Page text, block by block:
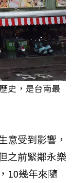
史，是台南最
意受到影響，
之前緊鄰永樂
10幾年來隨